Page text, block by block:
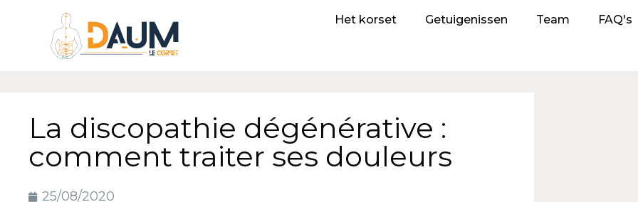
Het korset Getuigenissen Team FAQ's
La discopathie dégénérative :
comment traiter ses douleurs
25/08/2020